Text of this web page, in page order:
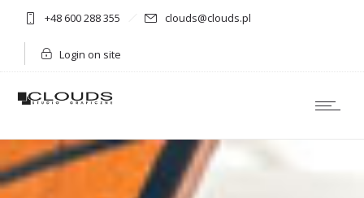
+48 600 288 355 clouds@clouds.pl
Login on site